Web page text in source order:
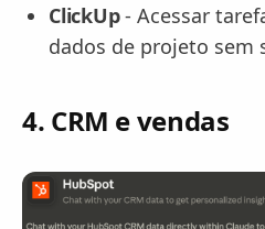
ClickUp- Acessar
dados de projeto sem
4. CRM e vendas